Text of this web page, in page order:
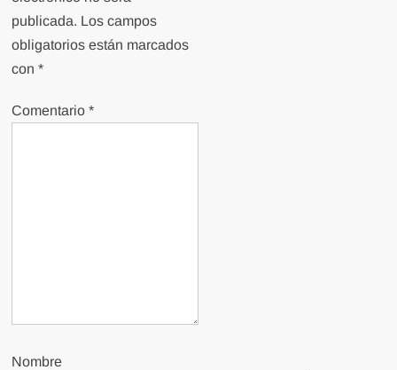
publicada. Los campos
obligatorios están marcados
con*
Comentario*
Nombre